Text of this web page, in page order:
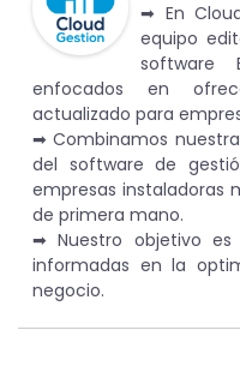
➡︎ En
equipo
software
enfocados en
actualizado para
➡︎ Combinamos
del software de
empresas instaladoras
de primera mano.
➡︎ Nuestro objetivo
informadas en la
negocio.